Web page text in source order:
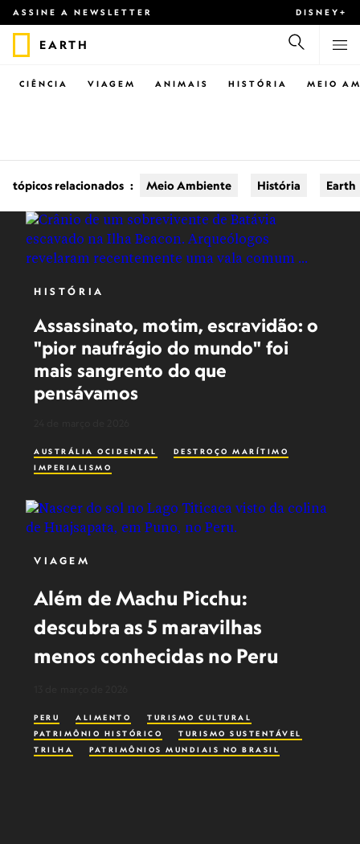
ASSINE A NEWSLETTER DISNEY+
EARTH
CIÊNCIA VIAGEM ANIMAIS HISTÓRIA MEIO
tópicos relacionados : Meio Ambiente História Earth
HISTÓRIA
Assassinato, motim, escravidão: o
"pior naufrágio do mundo" foi
mais sangrento do que
pensávamos
AUSTRÁLIA OCIDENTAL
DESTROÇO MARÍTIMO
IMPERIALISMO
VIAGEM
Além de Machu Picchu:
descubra as 5 maravilhas
menos conhecidas no Peru
PERU ALIMENTO
TURISMO CULTURAL
PATRIMÔNIO HISTÓRICO
TURISMO SUSTENTÁVEL
TRILHA
PATRIMÔNIOS MUNDIAIS NO BRASIL